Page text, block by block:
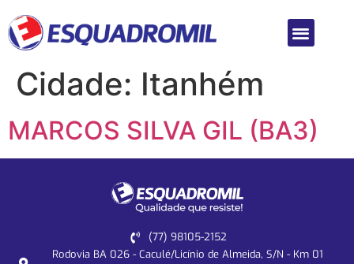
Cidade: Itanhém
MARCOS SILVA GIL (BA3)
(77) 98105-2152
Rodovia BA 026 - Caculé/Licínio de Almeida, S/N - Km 01